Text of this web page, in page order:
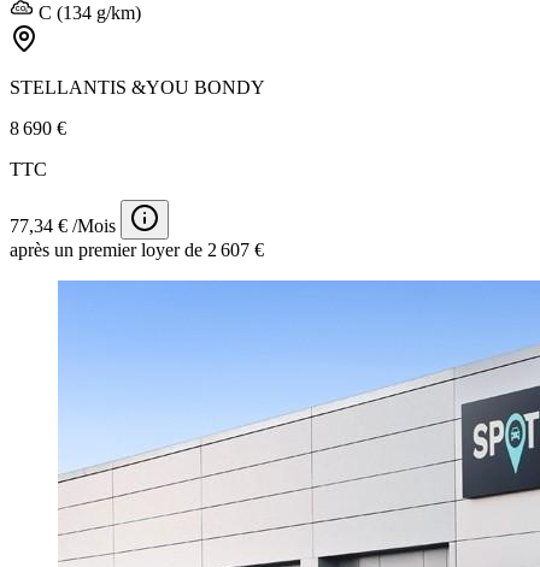
C (134 g/km)
STELLANTIS &YOU BONDY
8 690 €
TTC
77,34 € /Mois
après un premier loyer de 2 607 €